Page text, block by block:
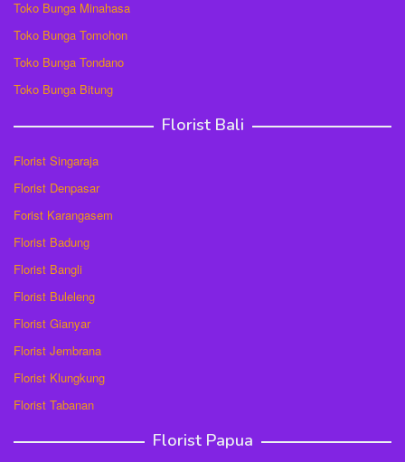
Toko Bunga Minahasa
Toko Bunga Tomohon
Toko Bunga Tondano
Toko Bunga Bitung
Florist Bali
Florist Singaraja
Florist Denpasar
Forist Karangasem
Florist Badung
Florist Bangli
Florist Buleleng
Florist Gianyar
Florist Jembrana
Florist Klungkung
Florist Tabanan
Florist Papua